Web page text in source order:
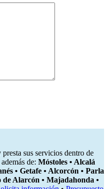
presta sus servicios dentro de
además de: Móstoles • Alcalá
• Getafe • Alcorcón • Parla
de Alarcón • Majadahonda •